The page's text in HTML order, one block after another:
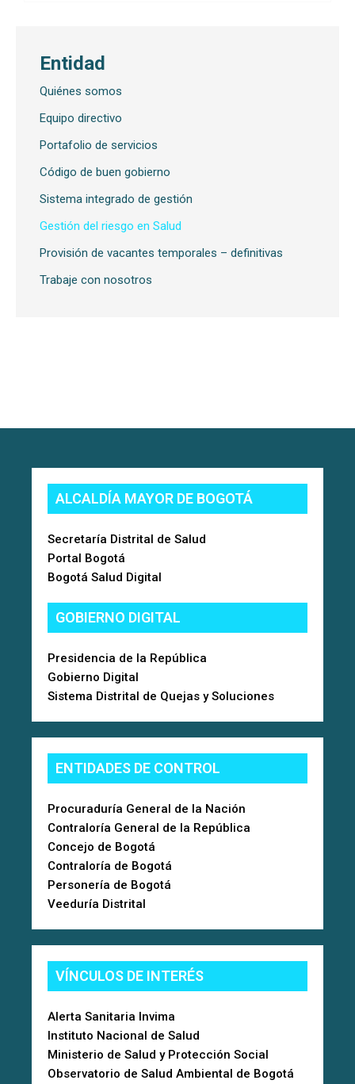
Entidad
Quiénes somos
Equipo directivo
Portafolio de servicios
Código de buen gobierno
Sistema integrado de gestión
Gestión del riesgo en Salud
Provisión de vacantes temporales – definitivas
Trabaje con nosotros
ALCALDÍA MAYOR DE BOGOTÁ
Secretaría Distrital de Salud
Portal Bogotá
Bogotá Salud Digital
GOBIERNO DIGITAL
Presidencia de la República
Gobierno Digital
Sistema Distrital de Quejas y Soluciones
ENTIDADES DE CONTROL
Procuraduría General de la Nación
Contraloría General de la República
Concejo de Bogotá
Contraloría de Bogotá
Personería de Bogotá
Veeduría Distrital
VÍNCULOS DE INTERÉS
Alerta Sanitaria Invima
Instituto Nacional de Salud
Ministerio de Salud y Protección Social
Observatorio de Salud Ambiental de Bogotá